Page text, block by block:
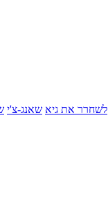
לשחרר את גיא שאנג-צ'י